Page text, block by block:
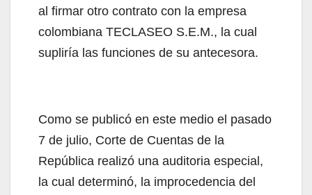
al firmar otro contrato con la empresa
colombiana TECLASEO S.E.M., la cual
supliría las funciones de su antecesora.
Como se publicó en este medio el pasado
7 de julio, Corte de Cuentas de la
República realizó una auditoria especial,
la cual determinó, la improcedencia del